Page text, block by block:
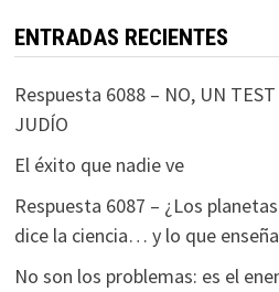
ENTRADAS RECIENTES
Respuesta 6088 – NO, UN
JUDÍO
El éxito que nadie ve
Respuesta 6087 – ¿Los
dice la ciencia… y lo que
No son los problemas: es el